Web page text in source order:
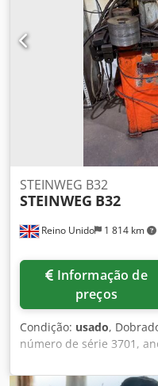
diferenciação: IVA
aceitação de
momento, para todos os
Dcodpfx Ajzm N Rijmfjk
Reino Unido 1 814 km
STEINWEG B32
STEINWEG B32
preços
Condição: usado,
número de série 3701,
máquina-ferramenta e
nas fotografias. Dcsdpfx